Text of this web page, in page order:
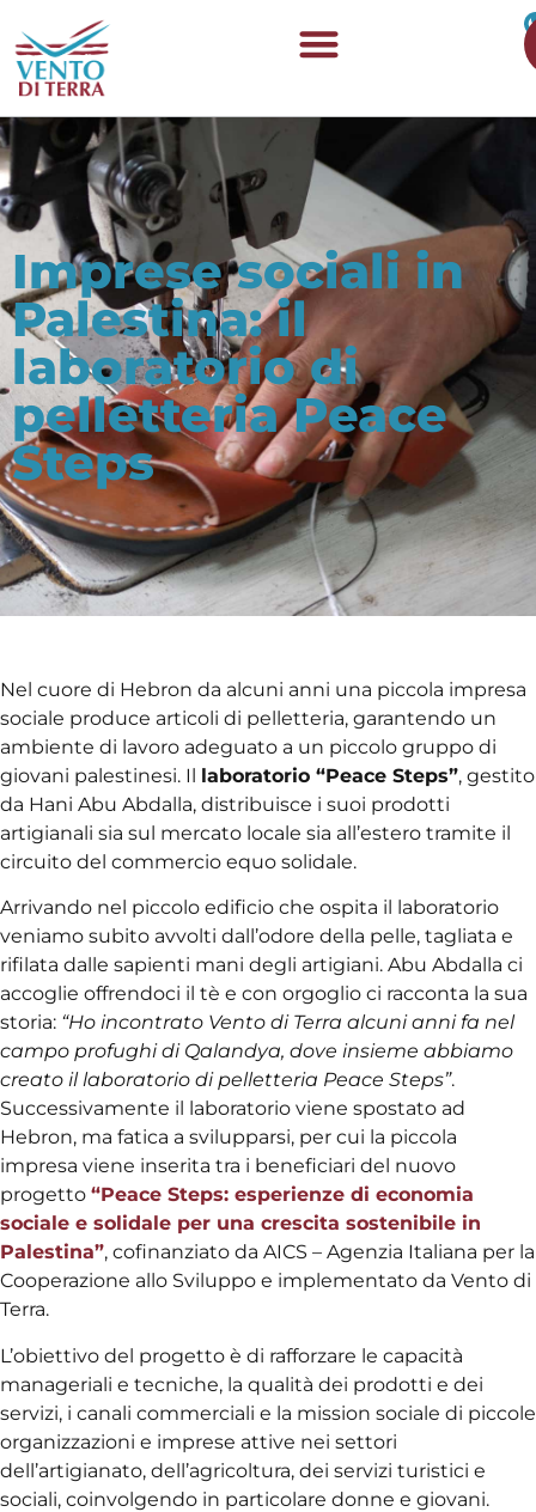
Imprese sociali in
Palestina: il
laboratorio di
pelletteria Peace
Steps
Nel cuore di Hebron da alcuni anni una piccola impresa
sociale produce articoli di pelletteria, garantendo un
ambiente di lavoro adeguato a un piccolo gruppo di
giovani palestinesi. Il laboratorio “Peace Steps”, gestito
da Hani Abu Abdalla, distribuisce i suoi prodotti
artigianali sia sul mercato locale sia all’estero tramite il
circuito del commercio equo solidale.
Arrivando nel piccolo edificio che ospita il laboratorio
veniamo subito avvolti dall’odore della pelle, tagliata e
rifilata dalle sapienti mani degli artigiani. Abu Abdalla ci
accoglie offrendoci il tè e con orgoglio ci racconta la sua
storia: “Ho incontrato Vento di Terra alcuni anni fa nel
campo profughi di Qalandya, dove insieme abbiamo
creato il laboratorio di pelletteria Peace Steps”.
Successivamente il laboratorio viene spostato ad
Hebron, ma fatica a svilupparsi, per cui la piccola
impresa viene inserita tra i beneficiari del nuovo
progetto “Peace Steps: esperienze di economia
sociale e solidale per una crescita sostenibile in
Palestina”, cofinanziato da AICS – Agenzia Italiana per la
Cooperazione allo Sviluppo e implementato da Vento di
Terra.
L’obiettivo del progetto è di rafforzare le capacità
manageriali e tecniche, la qualità dei prodotti e dei
servizi, i canali commerciali e la mission sociale di piccole
organizzazioni e imprese attive nei settori
dell’artigianato, dell’agricoltura, dei servizi turistici e
sociali, coinvolgendo in particolare donne e giovani.